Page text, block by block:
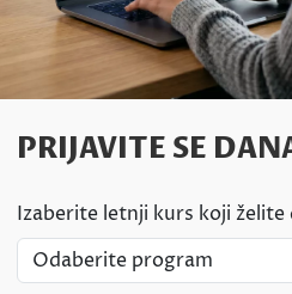
PRIJAVITE SE
Izaberite letnji kurs koji želite